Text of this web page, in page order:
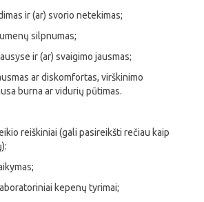
ir (ar) svorio netekimas;
silpnumas;
ir (ar) svaigimo jausmas;
ar diskomfortas, virškinimo
burna ar vidurių pūtimas.
reiškiniai (gali pasireikšti rečiau kaip
kepenų tyrimai;